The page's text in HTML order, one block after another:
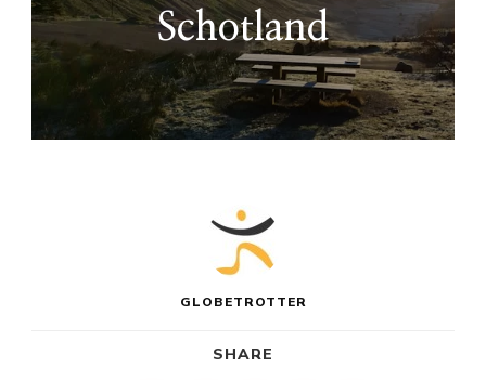
Schotland
GLOBETROTTER
SHARE